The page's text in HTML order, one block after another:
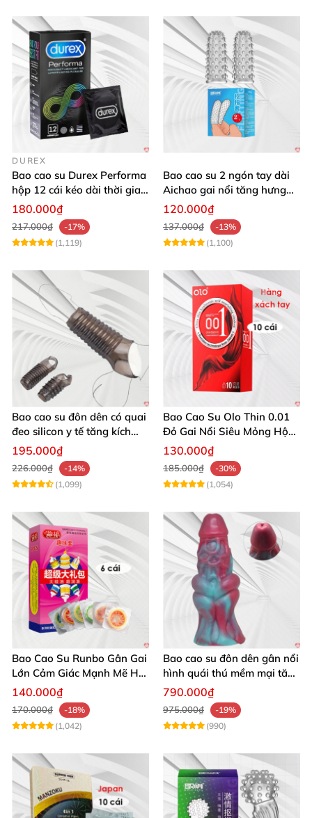
DUREX
Bao cao su Durex Performa
hộp 12 cái kéo dài thời gian
an toàn
180.000₫
217.000₫
-17%
(1,119)
Bao cao su 2 ngón tay dài
Aichao gai nổi tăng hưng
phấn mượt 2 cái trong hộp
120.000₫
137.000₫
-13%
(1,100)
Bao cao su đôn dên có quai
đeo silicon y tế tăng kích
thước kéo dài
195.000₫
226.000₫
-14%
(1,099)
Bao Cao Su Olo Thin 0.01
Đỏ Gai Nổi Siêu Mỏng Hộp
10c
130.000₫
185.000₫
-30%
(1,054)
Bao Cao Su Runbo Gân Gai
Lớn Cảm Giác Mạnh Mẽ Hút
Hồn
140.000₫
170.000₫
-18%
(1,042)
Bao cao su đôn dên gân nổi
hình quái thú mềm mại tăng
khoái cảm
790.000₫
975.000₫
-19%
(990)